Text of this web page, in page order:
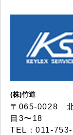
(株)竹道
〒065-0028 北
目3〜18
TEL：011-